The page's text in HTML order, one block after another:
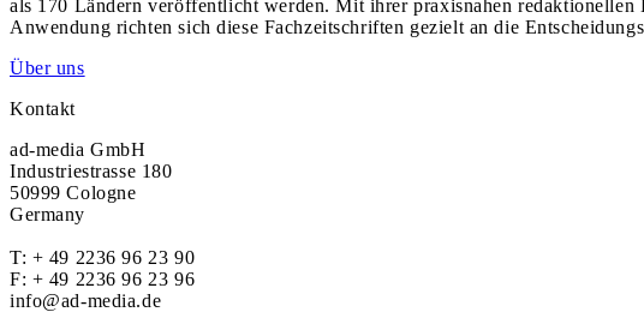
als 170 Ländern veröffentlicht werden. Mit ihrer praxisnahen
Anwendung richten sich diese Fachzeitschriften gezielt an die
Über uns
Kontakt
ad-media GmbH
Industriestrasse 180
50999 Cologne
Germany
T: + 49 2236 96 23 90
F: + 49 2236 96 23 96
info@ad-media.de